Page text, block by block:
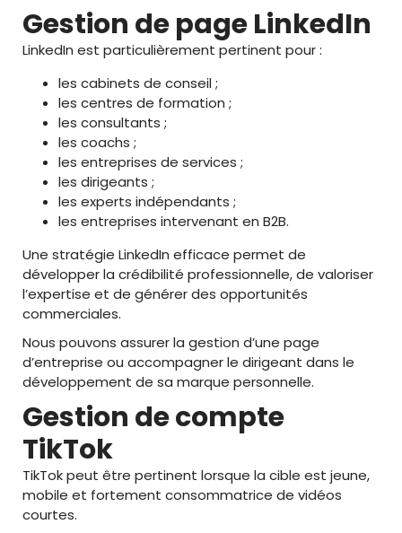
Gestion de page LinkedIn
LinkedIn est particulièrement pertinent pour :
les cabinets de conseil ;
les centres de formation ;
les consultants ;
les coachs ;
les entreprises de services ;
les dirigeants ;
les experts indépendants ;
les entreprises intervenant en B2B.
Une stratégie LinkedIn efficace permet de
développer la crédibilité professionnelle, de valoriser
l’expertise et de générer des opportunités
commerciales.
Nous pouvons assurer la gestion d’une page
d’entreprise ou accompagner le dirigeant dans le
développement de sa marque personnelle.
Gestion de compte
TikTok
TikTok peut être pertinent lorsque la cible est jeune,
mobile et fortement consommatrice de vidéos
courtes.